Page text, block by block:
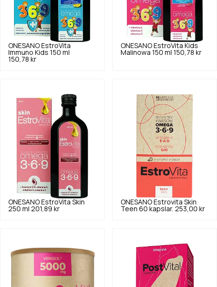
ONESANO EstroVita
Immuno Kids 150 ml
150,78 kr
ONESANO EstroVita Kids
Malinowa 150 ml 150,78 kr
ONESANO EstroVita Skin
250 ml 201,89 kr
ONESANO Estrovita Skin
Teen 60 kapslar. 253,00 kr